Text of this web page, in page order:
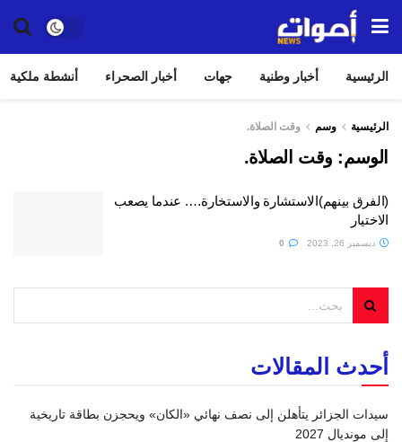
الرئيسية أخبار وطنية جهات أخبار الصحراء أنشطة ملكية
الرئيسية وسم وقت الصلاة.
الوسم: وقت الصلاة.
(الفرق بينهم)الاستشارة والاستخارة…. عندما يصعب
الاختيار
ديسمبر 26, 2023
أحدث المقالات
سيدات الجزائر يتأهلن إلى نصف نهائي «الكان» ويحجزن بطاقة تاريخية
إلى مونديال 2027